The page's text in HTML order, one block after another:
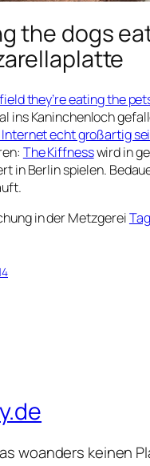
the dogs
they’re eating the
ins Kaninchenloch
Internet echt großartig
The Kiffnesswird in
in Berlin spielen.
in der Metzgerei
woanders keinen